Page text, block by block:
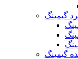
گیمینگ
گیمینگ